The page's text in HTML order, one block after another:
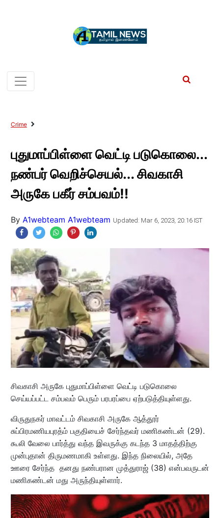
Crime
புதுமாப்பிள்ளை வெட்டி படுகொலை...
நண்பர் வெறிச்செயல்... சிவகாசி
அருகே பகீர் சம்பவம்!!
By A1webteam A1webteam Updated: Mar 6, 2023, 20:16 IST
சிவகாசி அருகே புதுமாப்பிள்ளை வெட்டி படுகொலை
செய்யப்பட்ட சம்பவம் பெரும் பரபரப்பை ஏற்படுத்தியுள்ளது.
விருதுநகர் மாவட்டம் சிவகாசி அருகே ஆத்தூர்
சுப்பிரமணியபுரத்ம் பகுதியைச் சேர்ந்தவர் மணிகண்டன் (29).
கூலி வேலை பார்த்து வந்த இவருக்கு கடந்த 3 மாதத்திற்கு
முன்புதான் திருமணமாகி உள்ளது. இந்த நிலையில், அதே
ஊரை சேர்ந்த தனது நண்பரான முத்துராஜ் (38) என்பவருடன்
மணிகண்டன் மது அருந்தியுள்ளார்.